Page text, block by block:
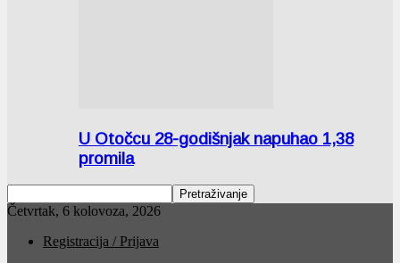
U Otočcu 28-godišnjak napuhao 1,38
promila
Četvrtak, 6 kolovoza, 2026
Registracija / Prijava